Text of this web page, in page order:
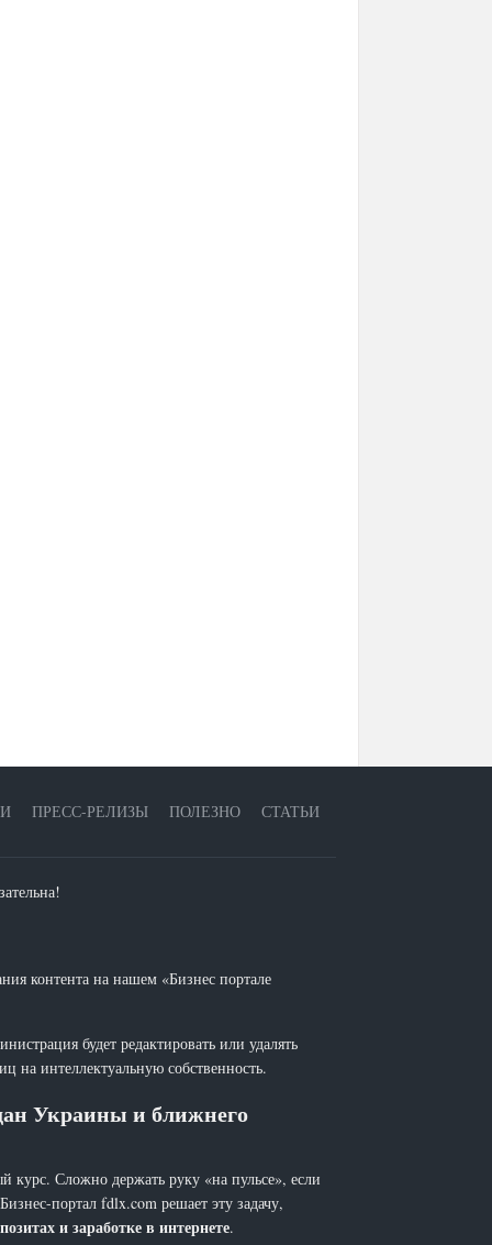
ПРЕСС-РЕЛИЗЫ ПОЛЕЗНО СТАТЬИ
контента на нашем «Бизнес портале
будет редактировать или удалять
на интеллектуальную собственность.
Украины и ближнего
курс. Сложно держать руку «на пульсе», если
портал fdlx.com решает эту задачу,
и заработке в интернете.